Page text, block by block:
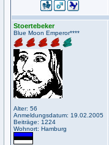
Stoertebeker
Blue Moon Emperor****
Alter: 56
Anmeldungsdatum: 19.02.2005
Beiträge: 1224
Wohnort: Hamburg